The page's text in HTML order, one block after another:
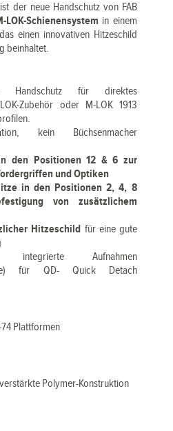
ist der neue Handschutz von FAB
LOK-Schienensystem in einem
einen innovativen Hitzeschild
beinhaltet.
Handschutz für direktes
Zubehör oder M-LOK 1913
kein Büchsenmacher
den Positionen 12 & 6 zur
und Optiken
in den Positionen 2, 4, 8
von zusätzlichem
Hitzeschild für eine gute
Aufnahmen
für QD- Quick Detach
74 Plattformen
Polymer-Konstruktion